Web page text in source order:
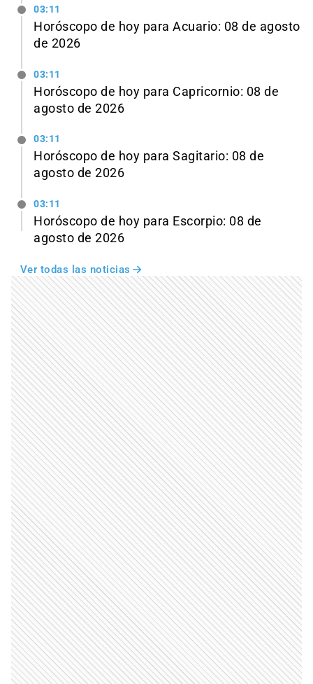
03:11
Horóscopo de hoy para Acuario: 08 de agosto
de 2026
03:11
Horóscopo de hoy para Capricornio: 08 de
agosto de 2026
03:11
Horóscopo de hoy para Sagitario: 08 de
agosto de 2026
03:11
Horóscopo de hoy para Escorpio: 08 de
agosto de 2026
Ver todas las noticias